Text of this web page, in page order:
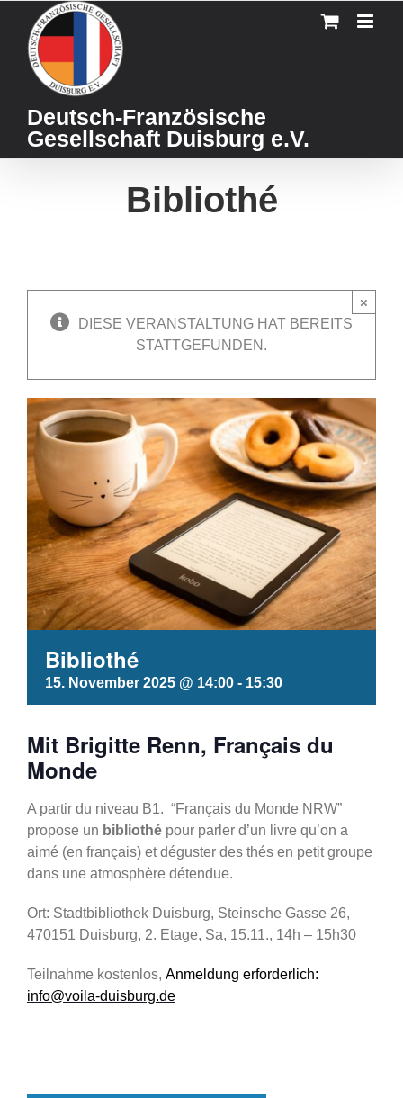
content
Deutsch-Französische
Gesellschaft Duisburg e.V.
Bibliothé
DIESE VERANSTALTUNG HAT BEREITS
STATTGEFUNDEN.
×
Bibliothé
15. November 2025 @ 14:00 - 15:30
Mit Brigitte Renn, Français du
Monde
A partir du niveau B1. “Français du Monde NRW”
propose un bibliothé pour parler d’un livre qu’on a
aimé (en français) et déguster des thés en petit groupe
dans une atmosphère détendue.
Ort: Stadtbibliothek Duisburg, Steinsche Gasse 26,
470151 Duisburg, 2. Etage, Sa, 15.11., 14h – 15h30
Teilnahme kostenlos, Anmeldung erforderlich:
info@voila-duisburg.de